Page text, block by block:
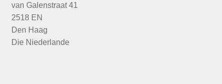
van Galenstraat 41
2518 EN
Den Haag
Die Niederlande